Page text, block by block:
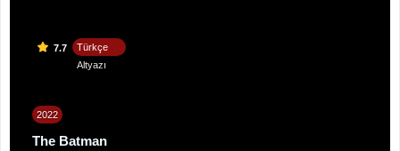
7.7
Türkçe
Altyazı
2022
The Batman